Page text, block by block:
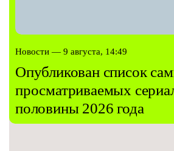
Новости — 9 августа, 14:49
Опубликован список
просматриваемых
половины 2026 года